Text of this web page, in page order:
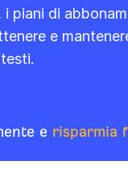
i piani di
e
e risparmia